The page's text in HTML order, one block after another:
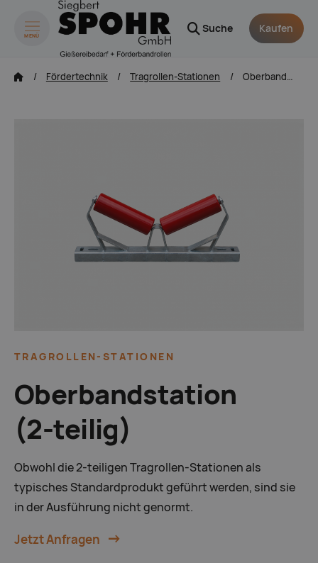
MENÜ
Suche Kaufen
zum Inhalt springen
Fördertechnik Tragrollen-Stationen Oberbandstation (2-teilig)
TRAGROLLEN-STATIONEN
Oberbandstation
(2-teilig)
Obwohl die 2-teiligen Tragrollen-Stationen als
typisches Standardprodukt geführt werden, sind sie
in der Ausführung nicht genormt.
Jetzt Anfragen